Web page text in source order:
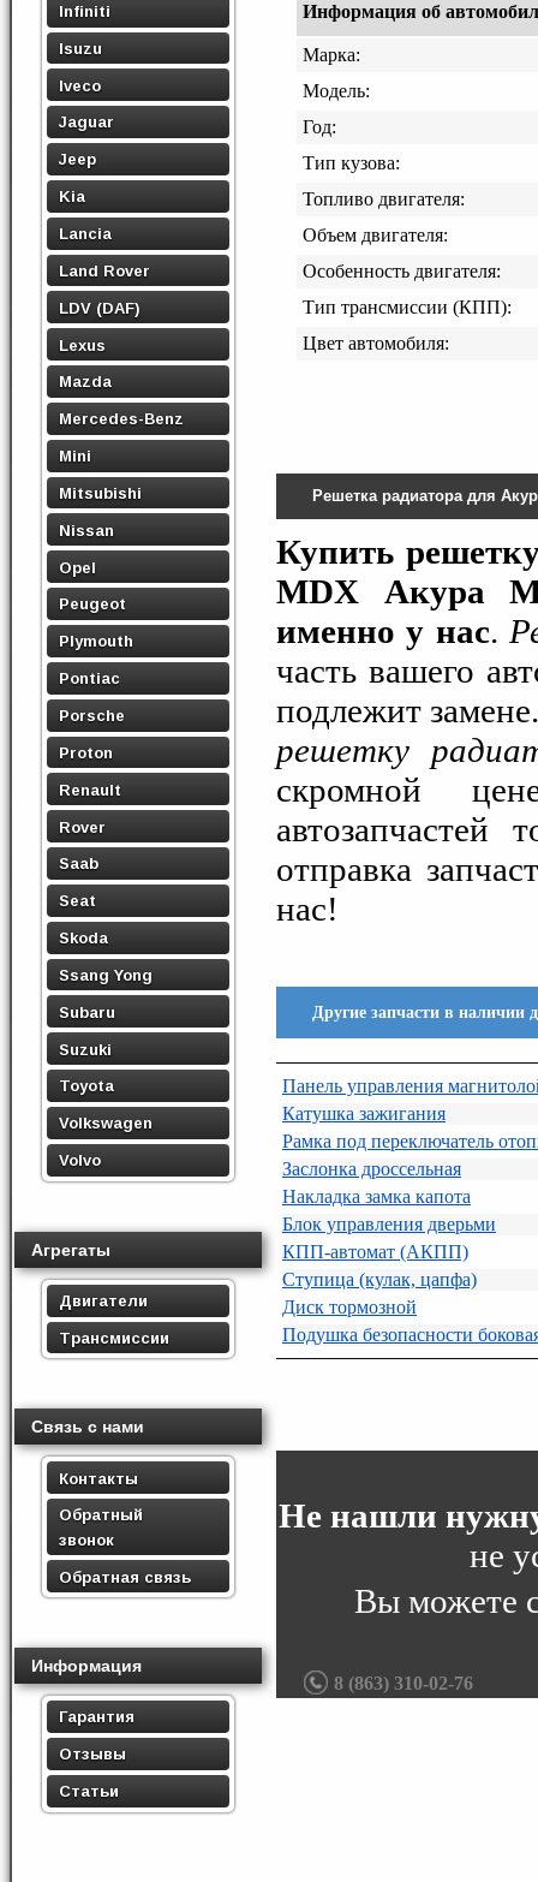
Infiniti
Isuzu
Iveco
Jaguar
Jeep
Kia
Lancia
Land Rover
LDV (DAF)
Lexus
Mazda
Mercedes-Benz
Mini
Mitsubishi
Nissan
Opel
Peugeot
Plymouth
Pontiac
Porsche
Proton
Renault
Rover
Saab
Seat
Skoda
Ssang Yong
Subaru
Suzuki
Toyota
Volkswagen
Volvo
Агрегаты
Двигатели
Трансмиссии
Связь с нами
Контакты
Обратный
звонок
Обратная связь
Информация
Гарантия
Отзывы
Статьи
Информация об
Марка:
Модель:
Год:
Тип кузова:
Топливо двигателя:
Объем двигателя:
Особенность двигателя:
Тип трансмиссии (КПП):
Цвет автомобиля:
Решетка радиатора для
Купить
MDX Акура
именно у нас.
часть вашего
подлежит
решетку
скромной
отправка
нас!
Другие запчасти в наличии
Панель управления
Катушка зажигания
Рамка под переключатель
Заслонка дроссельная
Накладка замка капота
Блок управления дверьми
КПП-автомат (АКПП)
Ступица (кулак, цапфа)
Диск тормозной
Подушка безопасности
Не нашли
не
Вы можете
8 (863) 310-02-76